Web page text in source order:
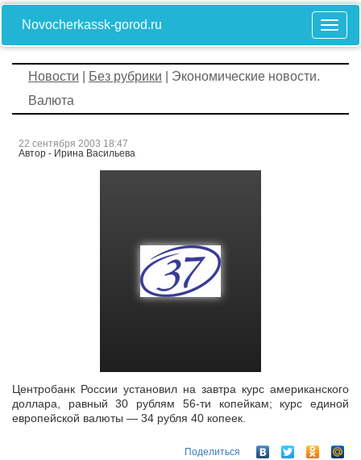
Novocherkassk-gorod.ru
Новости Без рубрики | Экономические новости.
Валюта
22 сентября 2003 18:47
Автор - Ирина Васильева
Центробанк России установил на завтра курс американского
доллара, равный 30 рублям 56-ти копейкам; курс единой
европейской валюты — 34 рубля 40 копеек.
Поделиться